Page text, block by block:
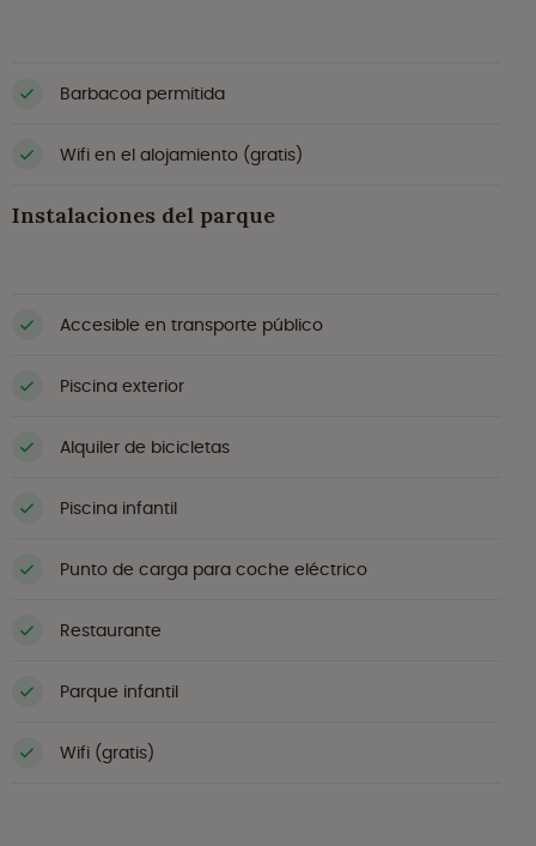
Barbacoa permitida
Wifi en el alojamiento (gratis)
Instalaciones del parque
Accesible en transporte público
Piscina exterior
Alquiler de bicicletas
Piscina infantil
Punto de carga para coche eléctrico
Restaurante
Parque infantil
Wifi (gratis)